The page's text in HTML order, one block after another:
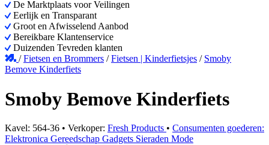
De Marktplaats voor Veilingen
Eerlijk en Transparant
Groot en Afwisselend Aanbod
Bereikbare Klantenservice
Duizenden Tevreden klanten
/Fietsen en Brommers /Fietsen | Kinderfietsjes / Smoby
Bemove Kinderfiets
Smoby Bemove Kinderfiets
Kavel: 564-36 • Verkoper: Fresh Products • Consumenten goederen:
Elektronica Gereedschap Gadgets Sieraden Mode